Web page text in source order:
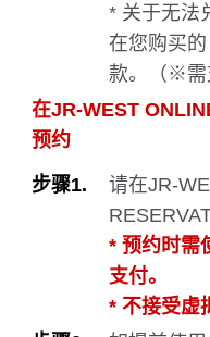
* 关于无法
在您购买
款。（※需
在JR-WEST
预约
步骤1.
请在JR-
* 预约时需
支付。
* 不接受虚